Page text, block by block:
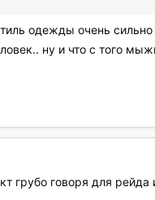
одежды очень
ну и что с того
грубо говоря для рейда